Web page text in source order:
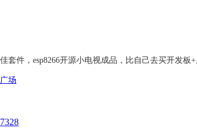
套件，esp8266开源小电视成品，比自己去买开发
场
7328